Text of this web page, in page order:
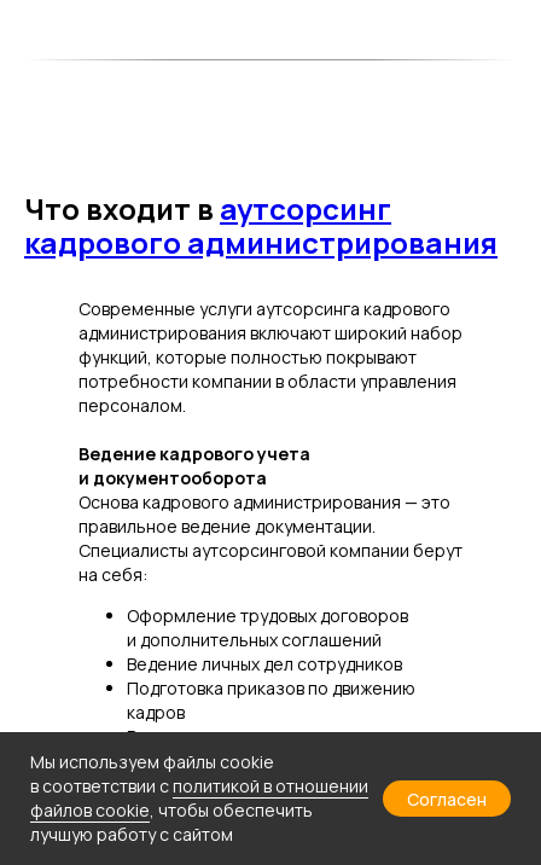
Что входит в аутсорсинг
кадрового администрирования
Современные услуги аутсорсинга кадрового
администрирования включают широкий набор
функций, которые полностью покрывают
потребности компании в области управления
персоналом.
Ведение кадрового учета
и документооборота
Основа кадрового администрирования — это
правильное ведение документации.
Специалисты аутсорсинговой компании берут
на себя:
Оформление трудовых договоров
и дополнительных соглашений
Ведение личных дел сотрудников
Подготовка приказов по движению
кадров
Ведение трудовых книжек
и их электронных аналогов
Оформление справок и других
документов для сотрудников
Расчет заработной платы и отпускных
Мы используем файлы cookie
в соответствии сполитикой в отношении
файлов cookie, чтобы обеспечить
лучшую работу с сайтом
Согласен